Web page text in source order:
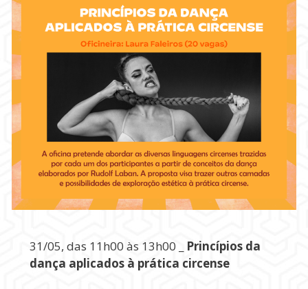
31/05, das 11h00 às 13h00 _
Princípios da
dança aplicados à prática circense